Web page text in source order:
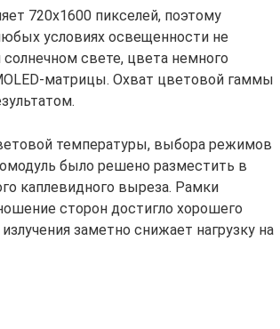
720х1600 пикселей, поэтому
условиях освещенности не
свете, цвета немного
матрицы. Охват цветовой гаммы
температуры, выбора режимов
было решено разместить в
каплевидного выреза. Рамки
сторон достигло хорошего
заметно снижает нагрузку на